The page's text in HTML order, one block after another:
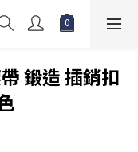
鍛造 插銷扣